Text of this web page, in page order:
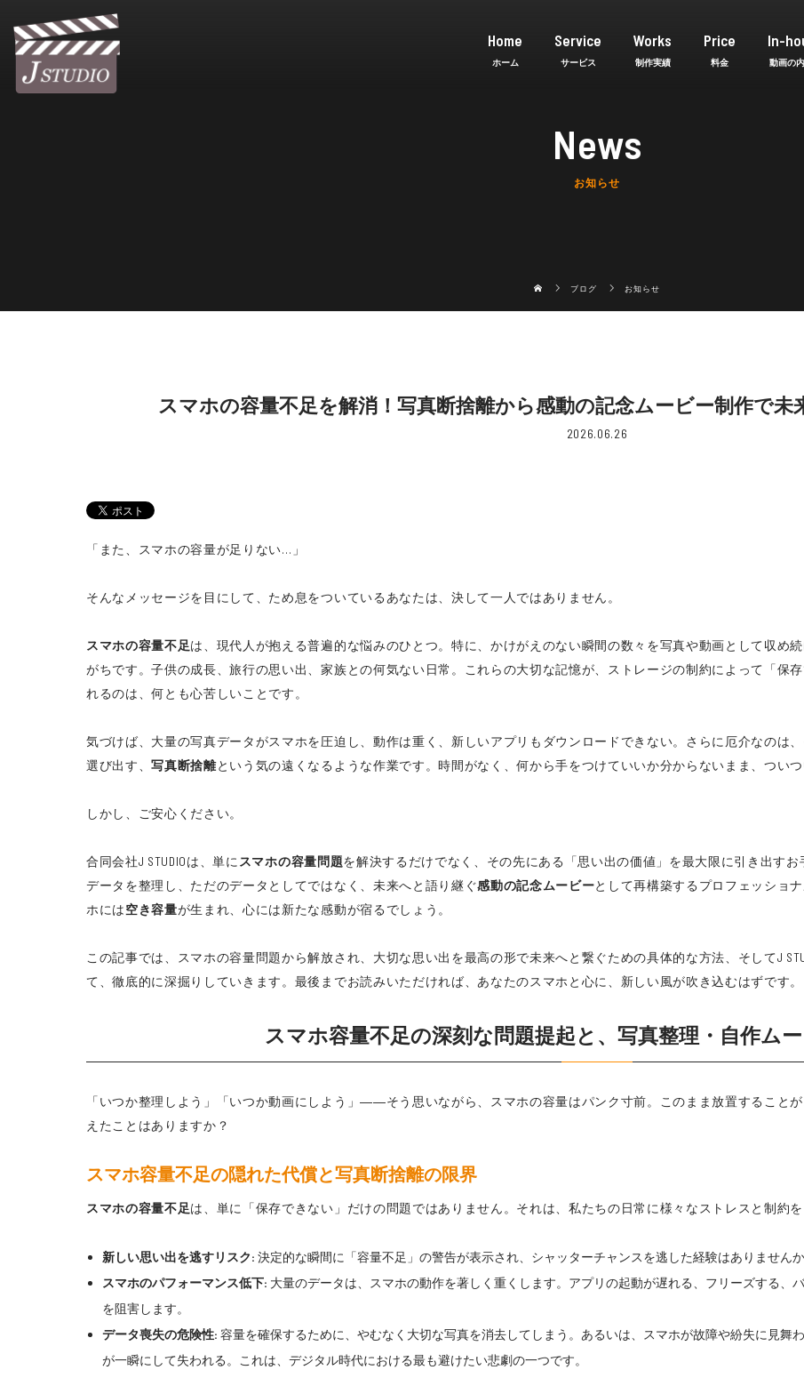
Home Service Works Price In-
News
お知らせ
ブログ お知らせ
スマホの容量不足を解消！写真断捨離から感動の記念ムービー制作で
2026.06.26
「また、スマホの容量が足りない…」
そんなメッセージを目にして、ため息をついているあなたは、決して一人ではありません。
スマホの容量不足は、現代人が抱える普遍的な悩みのひとつ。特に、かけがえのない瞬間の数々を写真や動画として収め
がちです。子供の成長、旅行の思い出、家族との何気ない日常。これらの大切な記憶が、ストレージの制約によって「保
れるのは、何とも心苦しいことです。
気づけば、大量の写真データがスマホを圧迫し、動作は重く、新しいアプリもダウンロードできない。さらに厄介なのは
選び出す、写真断捨離という気の遠くなるような作業です。時間がなく、何から手をつけていいか分からないまま、つい
しかし、ご安心ください。
合同会社J STUDIOは、単に スマホの容量問題を解決するだけでなく、その先にある「思い出の価値」を最大限に引き出す
データを整理し、ただのデータとしてではなく、未来へと語り継ぐ感動の記念ムービーとして再構築するプロフェッショ
ホには空き容量が生まれ、心には新たな感動が宿るでしょう。
この記事では、スマホの容量問題から解放され、大切な思い出を最高の形で未来へと繋ぐための具体的な方法、そしてJ
て、徹底的に深掘りしていきます。最後までお読みいただければ、あなたのスマホと心に、新しい風が吹き込むはずです。
スマホ容量不足の深刻な問題提起と、写真整理・自作ム
「いつか整理しよう」「いつか動画にしよう」――そう思いながら、スマホの容量はパンク寸前。このまま放置すること
えたことはありますか？
スマホ容量不足の隠れた代償と写真断捨離の限界
スマホの容量不足は、単に「保存できない」だけの問題ではありません。それは、私たちの日常に様々なストレスと制約を
新しい思い出を逃すリスク: 決定的な瞬間に「容量不足」の警告が表示され、シャッターチャンスを逃した経験はありません
スマホのパフォーマンス低下: 大量のデータは、スマホの動作を著しく重くします。アプリの起動が遅れる、フリーズする、
を阻害します。
データ喪失の危険性: 容量を確保するために、やむなく大切な写真を消去してしまう。あるいは、スマホが故障や紛失に見舞
が一瞬にして失われる。これは、デジタル時代における最も避けたい悲劇の一つです。